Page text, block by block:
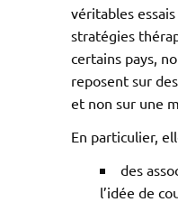
véritables
stratégies
certains pays,
reposent sur
et non sur une
En particulier,
des
l’idée de